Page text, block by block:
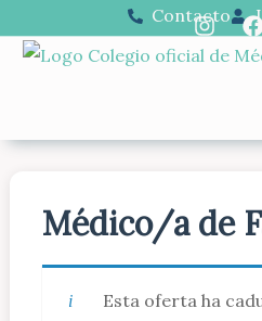
Contacto
Médico/a de
Esta oferta ha